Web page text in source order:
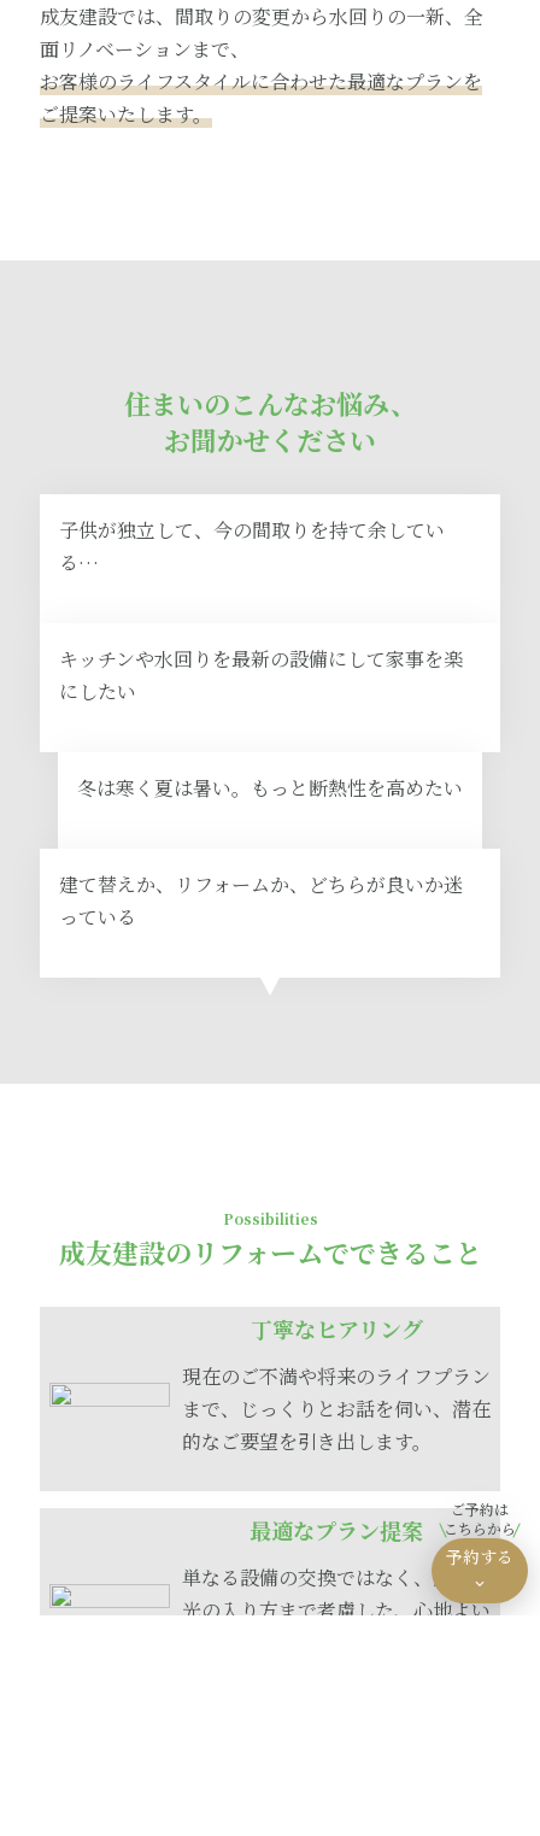
成友建設では、間取りの変更から水回りの一新、全
面リノベーションまで、
お客様のライフスタイルに合わせた最適なプランを
ご提案いたします。
住まいのこんなお悩み、
お聞かせください
子供が独立して、今の間取りを持て余してい
る…
キッチンや水回りを最新の設備にして家事を楽
にしたい
冬は寒く夏は暑い。もっと断熱性を高めたい
建て替えか、リフォームか、どちらが良いか迷
っている
Possibilities
成友建設のリフォームでできること
丁寧なヒアリング
現在のご不満や将来のライフプラン
まで、じっくりとお話を伺い、潜在
的なご要望を引き出します。
最適なプラン提案
単なる設備の交換ではなく、動線や
光の入り方まで考慮した、心地よい
ご予約は
こちらから
予約する